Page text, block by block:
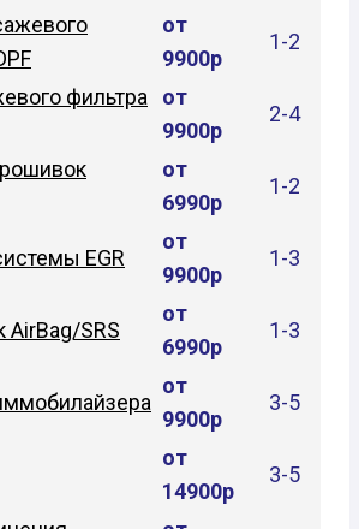
от
9900р
1-2
фильтра
от
9900р
2-4
от
6990р
1-2
EGR
от
9900р
1-3
SRS
от
6990р
1-3
от
9900р
3-5
от
14900р
3-5